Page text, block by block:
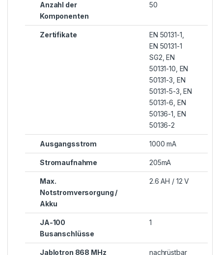
Anzahl der
Komponenten
50
Zertifikate
EN 50131-1,
EN 50131-1
SG2, EN
50131-10, EN
50131-3, EN
50131-5-3, EN
50131-6, EN
50136-1, EN
50136-2
Ausgangsstrom 1000 mA
Stromaufnahme 205mA
Max.
Notstromversorgung /
Akku
2.6 AH / 12 V
JA-100
Busanschlüsse
1
Jablotron 868 MHz
nachrüstbar